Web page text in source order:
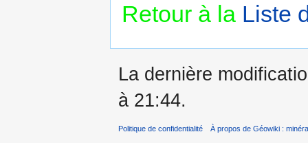
Retour à la Liste
La dernière
à 21:44.
Politique de confidentialité À propos de Géowiki :